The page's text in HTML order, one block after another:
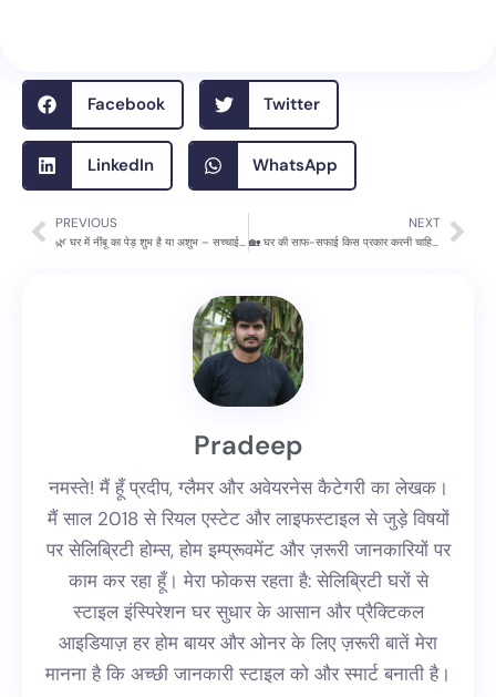
Facebook Twitter
LinkedIn WhatsApp
Prev
PREVIOUS
🌿 घर में नींबू का पेड़ शुभ है या अशुभ – सच्चाई जानिए
NEXT
🏡 घर की साफ-सफाई किस प्रकार करनी चाहिए – आसान, असरदार और स्मार्ट तरीके
Pradeep
नमस्ते! मैं हूँ प्रदीप, ग्लैमर और अवेयरनेस कैटेगरी का लेखक।
मैं साल 2018 से रियल एस्टेट और लाइफस्टाइल से जुड़े विषयों
पर सेलिब्रिटी होम्स, होम इम्प्रूवमेंट और ज़रूरी जानकारियों पर
काम कर रहा हूँ। मेरा फोकस रहता है: सेलिब्रिटी घरों से
स्टाइल इंस्पिरेशन घर सुधार के आसान और प्रैक्टिकल
आइडियाज़ हर होम बायर और ओनर के लिए ज़रूरी बातें मेरा
मानना है कि अच्छी जानकारी स्टाइल को और स्मार्ट बनाती है।